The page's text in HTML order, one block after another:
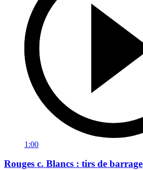
1:00
Rouges c. Blancs : tirs de barrage